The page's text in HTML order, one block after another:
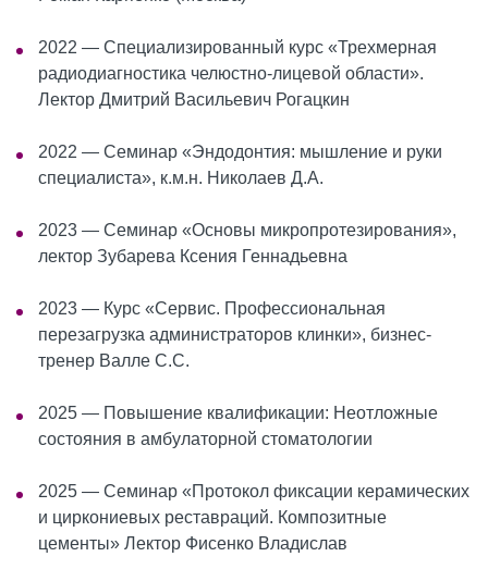
2022 — Специализированный курс «Трехмерная
радиодиагностика челюстно-лицевой области».
Лектор Дмитрий Васильевич Рогацкин
2022 — Семинар «Эндодонтия: мышление и руки
специалиста», к.м.н. Николаев Д.А.
2023 — Семинар «Основы микропротезирования»,
лектор Зубарева Ксения Геннадьевна
2023 — Курс «Сервис. Профессиональная
перезагрузка администраторов клинки», бизнес-
тренер Валле С.С.
2025 — Повышение квалификации: Неотложные
состояния в амбулаторной стоматологии
2025 — Семинар «Протокол фиксации керамических
и циркониевых реставраций. Композитные
цементы» Лектор Фисенко Владислав